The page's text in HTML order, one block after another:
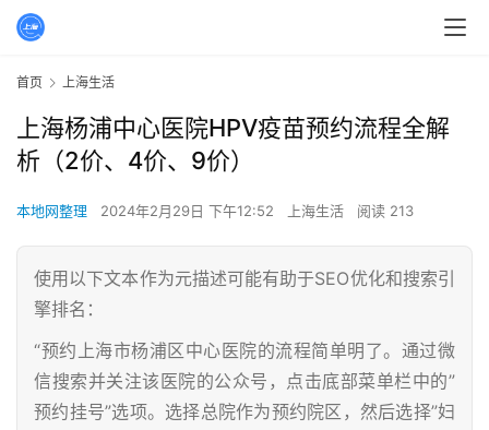
首页 上海生活
上海杨浦中心医院HPV疫苗预约流程全解
析（2价、4价、9价）
本地网整理 2024年2月29日 下午12:52 上海生活 阅读 213
使用以下文本作为元描述可能有助于SEO优化和搜索引
擎排名：
“预约上海市杨浦区中心医院的流程简单明了。通过微
信搜索并关注该医院的公众号，点击底部菜单栏中的”
预约挂号”选项。选择总院作为预约院区，然后选择”妇